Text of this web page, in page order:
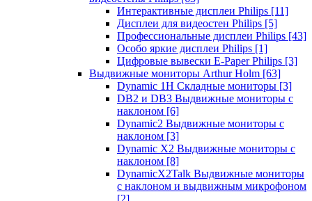
Интерактивные дисплеи Philips [11]
Дисплеи для видеостен Philips [5]
Профессиональные дисплеи Philips [43]
Особо яркие дисплеи Philips [1]
Цифровые вывески E-Paper Philips [3]
Выдвижные мониторы Arthur Holm [63]
Dynamic 1Н Складные мониторы [3]
DB2 и DB3 Выдвижные мониторы с
наклоном [6]
Dynamic2 Выдвижные мониторы с
наклоном [3]
Dynamic X2 Выдвижные мониторы с
наклоном [8]
DynamicX2Talk Выдвижные мониторы
с наклоном и выдвижным микрофоном
[2]